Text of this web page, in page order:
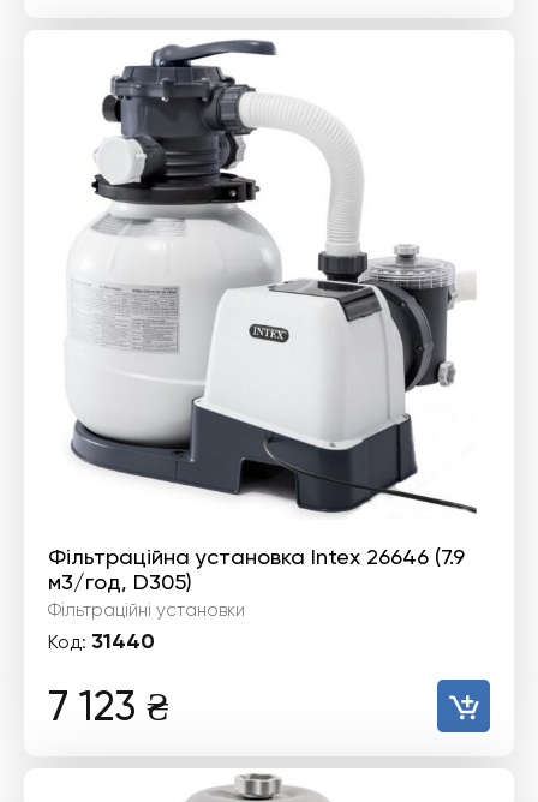
Фільтраційна установка Intex 26646 (7.9
м3/год, D305)
Фільтраційні установки
Код: 31440
7 123 ₴